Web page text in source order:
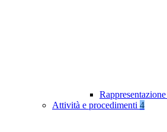
Attività e procedimenti 4